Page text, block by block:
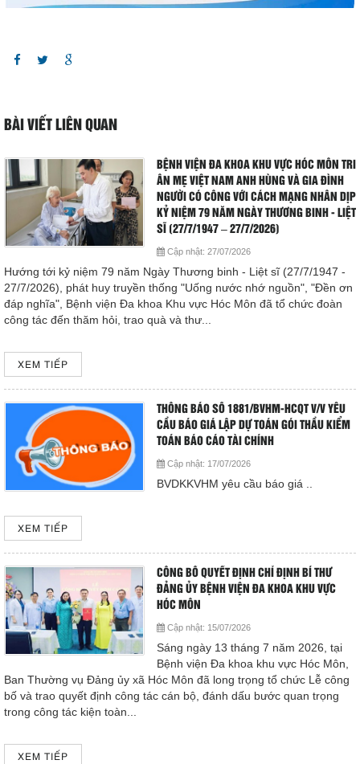
BÀI VIẾT LIÊN QUAN
BỆNH VIỆN ĐA KHOA KHU VỰC HÓC MÔN TRI
ÂN MẸ VIỆT NAM ANH HÙNG VÀ GIA ĐÌNH
NGƯỜI CÓ CÔNG VỚI CÁCH MẠNG NHÂN DỊP
KỶ NIỆM 79 NĂM NGÀY THƯƠNG BINH - LIỆT
SĨ (27/7/1947 – 27/7/2026)
Cập nhật: 27/07/2026
Hướng tới kỷ niệm 79 năm Ngày Thương binh - Liệt sĩ (27/7/1947 -
27/7/2026), phát huy truyền thống "Uống nước nhớ nguồn", "Đền ơn
đáp nghĩa", Bệnh viện Đa khoa Khu vực Hóc Môn đã tổ chức đoàn
công tác đến thăm hỏi, trao quà và thư...
XEM TIẾP
THÔNG BÁO SỐ 1881/BVHM-HCQT V/V YÊU
CẦU BÁO GIÁ LẬP DỰ TOÁN GÓI THẦU KIỂM
TOÁN BÁO CÁO TÀI CHÍNH
Cập nhật: 17/07/2026
BVDKKVHM yêu cầu báo giá ..
XEM TIẾP
CÔNG BỐ QUYẾT ĐỊNH CHỈ ĐỊNH BÍ THƯ
ĐẢNG ỦY BỆNH VIỆN ĐA KHOA KHU VỰC
HÓC MÔN
Cập nhật: 15/07/2026
Sáng ngày 13 tháng 7 năm 2026, tại
Bệnh viện Đa khoa khu vực Hóc Môn,
Ban Thường vụ Đảng ủy xã Hóc Môn đã long trọng tổ chức Lễ công
bố và trao quyết định công tác cán bộ, đánh dấu bước quan trọng
trong công tác kiện toàn...
XEM TIẾP
Chỉ số bệnh viện
Báo cáo CTQLCSNB
Liên hệ
Đóng
LIÊN HỆ
(08) 3710 1445
Email
bvdkhocmon@gmail.com
support@bvdkhocmon.com
COPYRIGHT 2015. ALL RIGHTS RESERVED